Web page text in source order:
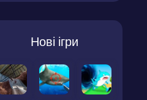
Нові ігри